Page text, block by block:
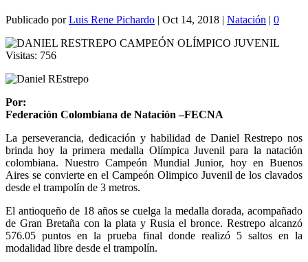
Publicado porLuis Rene Pichardo | Oct 14, 2018 | Natación | 0
Visitas: 756
Por:
Federación Colombiana de Natación –FECNA
La perseverancia, dedicación y habilidad de Daniel Restrepo nos
brinda hoy la primera medalla Olímpica Juvenil para la natación
colombiana. Nuestro Campeón Mundial Junior, hoy en Buenos
Aires se convierte en el Campeón Olimpico Juvenil de los clavados
desde el trampolín de 3 metros.
El antioqueño de 18 años se cuelga la medalla dorada, acompañado
de Gran Bretaña con la plata y Rusia el bronce. Restrepo alcanzó
576.05 puntos en la prueba final donde realizó 5 saltos en la
modalidad libre desde el trampolín.